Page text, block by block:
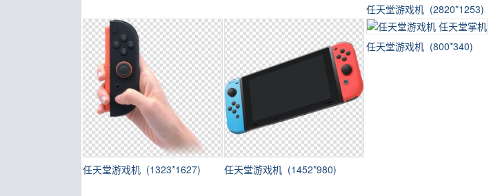
任天堂游戏机 (2820*1253)
任天堂游戏机 (1323*1627) 任天堂游戏机 (1452*980)
任天堂游戏机 (800*340)